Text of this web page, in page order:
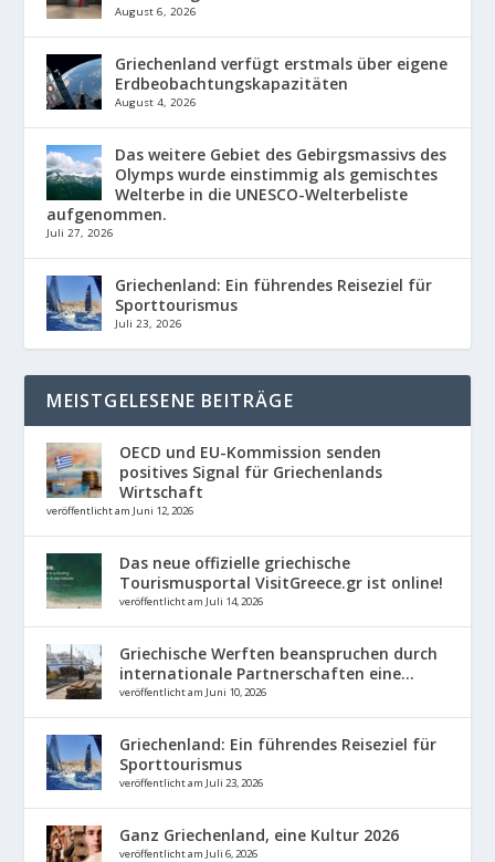
August 6, 2026
Griechenland verfügt erstmals über eigene
Erdbeobachtungskapazitäten
August 4, 2026
Das weitere Gebiet des Gebirgsmassivs des
Olymps wurde einstimmig als gemischtes
Welterbe in die UNESCO-Welterbeliste
aufgenommen.
Juli 27, 2026
Griechenland: Ein führendes Reiseziel für
Sporttourismus
Juli 23, 2026
MEISTGELESENE BEITRÄGE
OECD und EU-Kommission senden
positives Signal für Griechenlands
Wirtschaft
veröffentlicht am Juni 12, 2026
Das neue offizielle griechische
Tourismusportal VisitGreece.gr ist online!
veröffentlicht am Juli 14, 2026
Griechische Werften beanspruchen durch
internationale Partnerschaften eine...
veröffentlicht am Juni 10, 2026
Griechenland: Ein führendes Reiseziel für
Sporttourismus
veröffentlicht am Juli 23, 2026
Ganz Griechenland, eine Kultur 2026
veröffentlicht am Juli 6, 2026